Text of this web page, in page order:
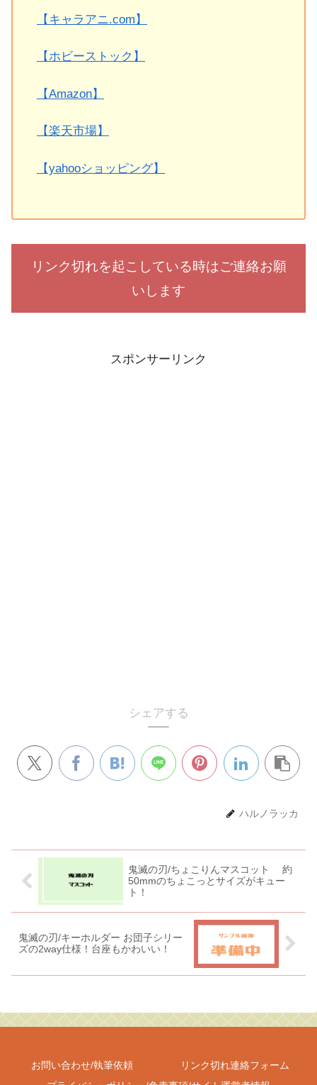
【キャラアニ.com】
【ホビーストック】
【Amazon】
【楽天市場】
【yahooショッピング】
リンク切れを起こしている時はご連絡お願
いします
スポンサーリンク
シェアする
ハルノラッカ
鬼滅の刃/ちょこりんマスコット 約
50mmのちょこっとサイズがキュー
ト！
鬼滅の刃/キーホルダー お団子シリー
ズの2way仕様！台座もかわいい！
お問い合わせ/執筆依頼
リンク切れ連絡フォーム